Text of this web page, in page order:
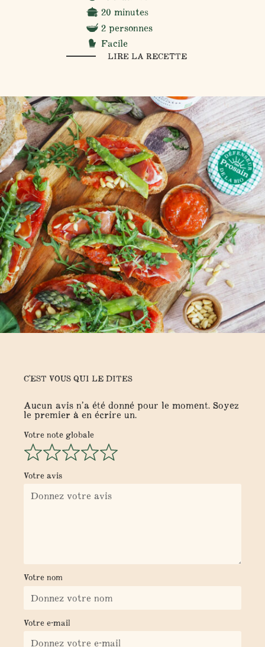
20 minutes
2 personnes
Facile
LIRE LA RECETTE
C'EST VOUS QUI LE DITES
Aucun avis n’a été donné pour le moment. Soyez
le premier à en écrire un.
Votre note globale
Votre avis
Votre nom
Votre e-mail